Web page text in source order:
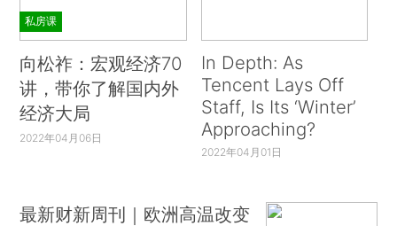
私房课
向松祚：宏观经济70
讲，带你了解国内外
经济大局
2022年04月06日
In Depth: As
Tencent Lays Off
Staff, Is Its ‘Winter’
Approaching?
2022年04月01日
最新财新周刊｜欧洲高温改变